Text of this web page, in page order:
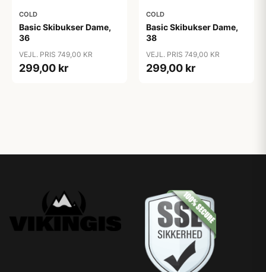
COLD
Basic Skibukser Dame,
36
VEJL. PRIS 749,00 KR
299,00 kr
COLD
Basic Skibukser Dame,
38
VEJL. PRIS 749,00 KR
299,00 kr